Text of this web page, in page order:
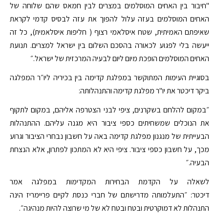
"חיבור בין האחים המוסלמים במצרים לבין חמאס שהם שלוחה של
האחים המוסלמים בעזה עלול להפוך את עזה לבסיס קדמי לקראת
שאיפתם האמיתית, שטח איסלאמי רצוף ( חליפות איסלאמית), כל זה
ייעשה בלי לפגוע לכאורה בהסכם השלום בין ישראל למצרים. תנועת
האחים המוסלמים הופכת מיום ליום לבעיה המרכזית של ישראל.״
בסוגיית העימות המתוקשר במפלגת קדימה בין בכיריה ליו״ר המפלגה
ביקר דיכטר את יו"ר מפלגת קדימה והתנהלותה:
״במקום להלחם בשקרנים, ציפי לבני הצטרפה אליהם, במקום לתקוף
את הנוכלים שמשחיתים כספי ציבור היא מגנה עליהם. ההתנהלות
הבעייתית של מנגנון מפלגת קדימה באה על חשבון נבחרי הציבור וגרוע
מכך, על חשבון כספי ציבור. ציפי היא לא המתכון לפתרון, אלא הנצחת
הבעיה.״
לשאלה על הקדמת הבחירות המקדימות במפלגה אמר
דיכטר: ״התעלמותה מדרישתם של חברי כנסת לקיים פריימריז הינה
התנהלות לא דמוקרטית ובטח ובטח לא של מי שרוצה להיות מנהיגה״.